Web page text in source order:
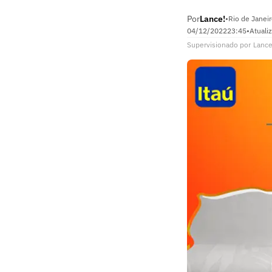
PorLance!•Rio de
04/12/202223:45•
Supervisionado por